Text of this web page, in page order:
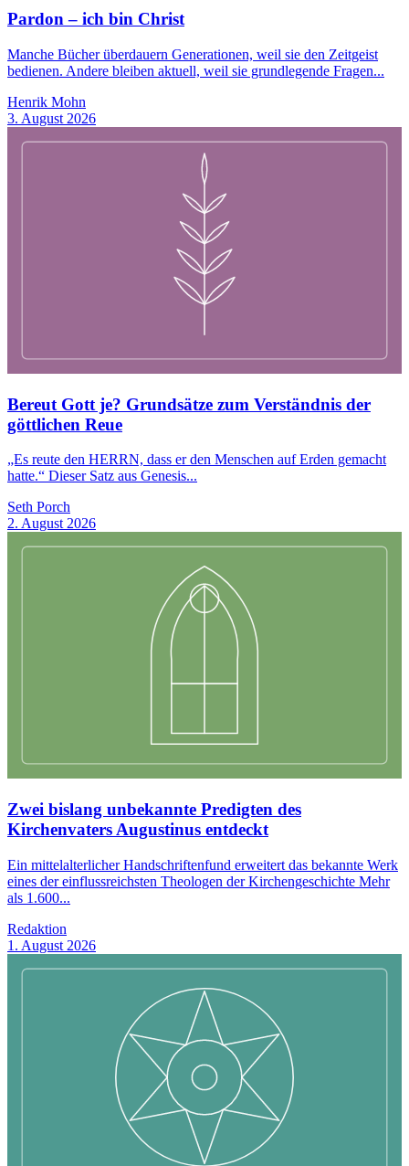
Pardon – ich bin Christ
Manche Bücher überdauern Generationen, weil sie den Zeitgeist
bedienen. Andere bleiben aktuell, weil sie grundlegende Fragen...
Henrik Mohn
3. August 2026
Bereut Gott je? Grundsätze zum Verständnis der
göttlichen Reue
„Es reute den HERRN, dass er den Menschen auf Erden gemacht
hatte.“ Dieser Satz aus Genesis...
Seth Porch
2. August 2026
Zwei bislang unbekannte Predigten des
Kirchenvaters Augustinus entdeckt
Ein mittelalterlicher Handschriftenfund erweitert das bekannte Werk
eines der einflussreichsten Theologen der Kirchengeschichte Mehr
als 1.600...
Redaktion
1. August 2026